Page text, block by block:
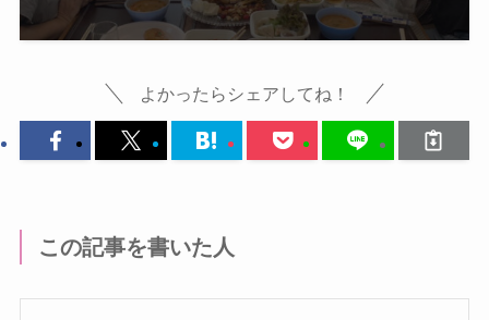
よかったらシェアしてね！
この記事を書いた人